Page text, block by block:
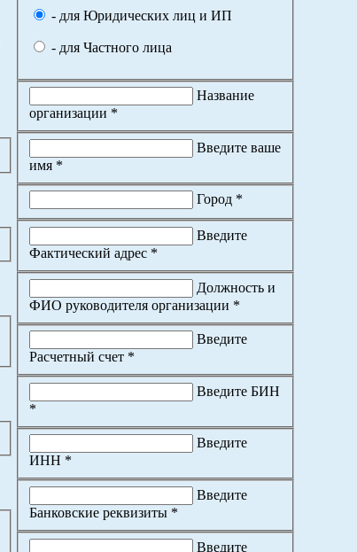
- для Юридических лиц и ИП
- для Частного лица
Название
организации *
Введите ваше
имя *
Город *
Введите
Фактический адрес *
Должность и
ФИО руководителя организации *
Введите
Расчетный счет *
Введите БИН
*
Введите
ИНН *
Введите
Банковские реквизиты *
Введите